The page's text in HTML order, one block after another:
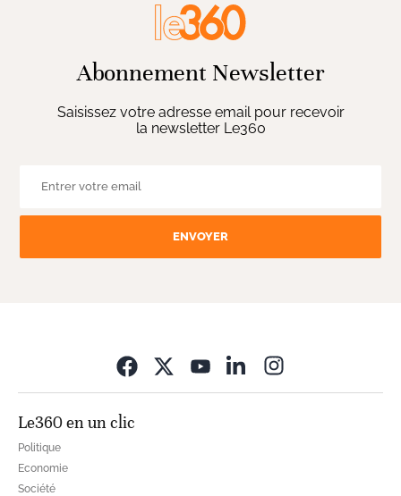
Abonnement Newsletter
Saisissez votre adresse email pour recevoir
la newsletter Le360
ENVOYER
Le360 en un clic
Politique
Economie
Société